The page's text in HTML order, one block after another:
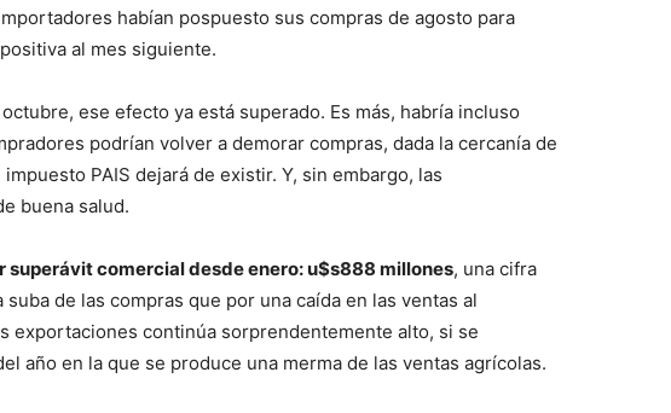
habían pospuesto sus compras de agosto para
al mes siguiente.
ese efecto ya está superado. Es más, habría incluso
podrían volver a demorar compras, dada la cercanía de
PAIS dejará de existir. Y, sin embargo, las
buena salud.
superávit comercial desde enero: u$s888 millones, una cifra
de las compras que por una caída en las ventas al
exportaciones continúa sorprendentemente alto, si se
año en la que se produce una merma de las ventas agrícolas.